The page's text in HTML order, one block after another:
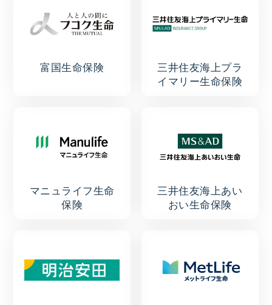
富国生命保険
三井住友海上プラ
イマリー生命保険
マニュライフ生命
保険
三井住友海上あい
おい生命保険